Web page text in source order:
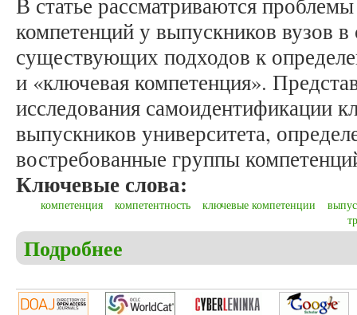
В статье рассматриваются
компетенций у выпускников вузов в
существующих подходов к
и «ключевая компетенция».
исследования самоидентификации
выпускников университета,
востребованные группы
Ключевые слова:
компетенция компетентность ключевые компетенции
Подробнее